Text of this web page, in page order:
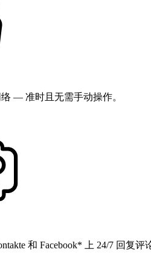
— 准时且无需手动操作。
和 Facebook* 上 24/7 回复评